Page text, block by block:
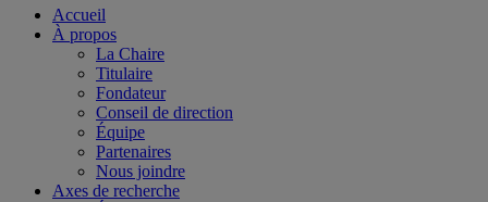
Accueil
À propos
La Chaire
Titulaire
Fondateur
Conseil de direction
Équipe
Partenaires
Nous joindre
Axes de recherche